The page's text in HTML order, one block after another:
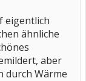
eigentlich
ähnliche
aber
durch Wärme